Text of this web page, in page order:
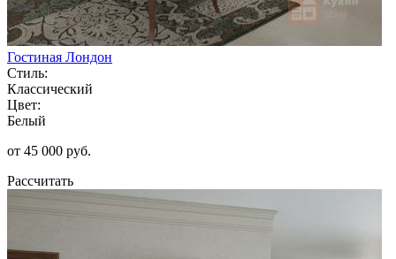
Гостиная Лондон
Стиль:
Классический
Цвет:
Белый
от 45 000 руб.
Рассчитать